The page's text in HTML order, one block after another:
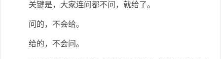
关键是，大家连问都不问，就给了。
问的，不会给。
给的，不会问。